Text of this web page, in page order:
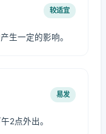
较适宜
生一定的影响。
易发
2点外出。